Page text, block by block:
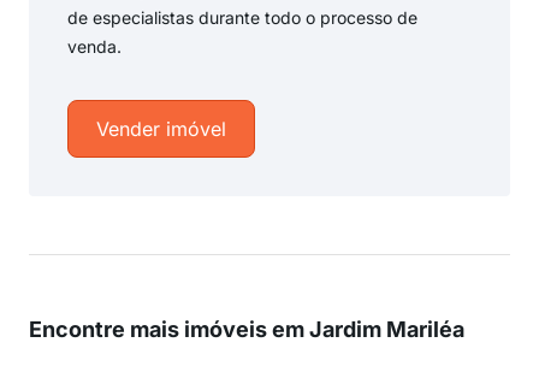
de especialistas durante todo o processo de
venda.
Vender imóvel
Encontre mais imóveis em Jardim Mariléa